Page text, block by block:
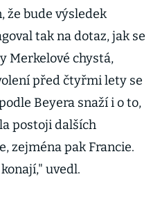
že bude výsledek
tak na dotaz, jak se
Merkelové chystá,
před čtyřmi lety se
Beyera snaží i o to,
postoji dalších
zejména pak Francie.
uvedl.